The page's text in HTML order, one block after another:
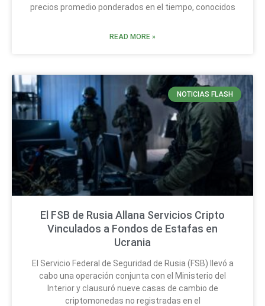
precios promedio ponderados en el tiempo, conocidos
READ MORE »
NOTICIAS FLASH
El FSB de Rusia Allana Servicios Cripto
Vinculados a Fondos de Estafas en
Ucrania
El Servicio Federal de Seguridad de Rusia (FSB) llevó a
cabo una operación conjunta con el Ministerio del
Interior y clausuró nueve casas de cambio de
criptomonedas no registradas en el